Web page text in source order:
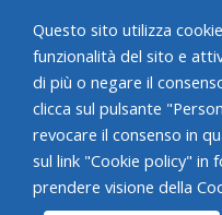
HOME
CHI SIAMO
Questo sito utilizza
funzionalità del sito e
di più o negare il
clicca sul pulsante
revocare il consenso in
sul link "Cookie policy" in
prendere visione della